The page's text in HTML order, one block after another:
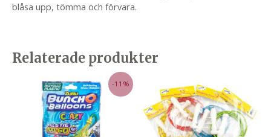
blåsa upp, tömma och förvara.
Relaterade produkter
-11%